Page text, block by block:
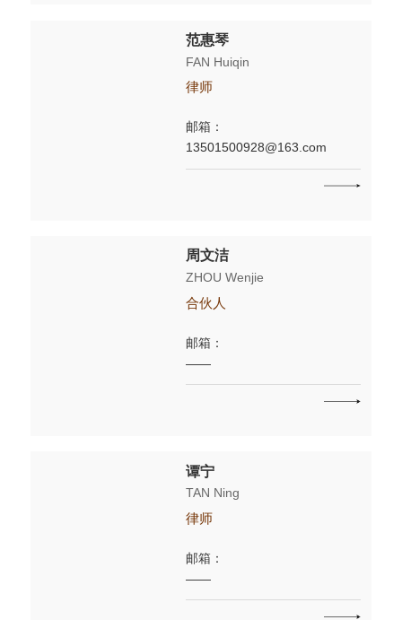
范惠琴
FAN Huiqin
律师
邮箱：
13501500928@163.com
周文洁
ZHOU Wenjie
合伙人
邮箱：
——
谭宁
TAN Ning
律师
邮箱：
——